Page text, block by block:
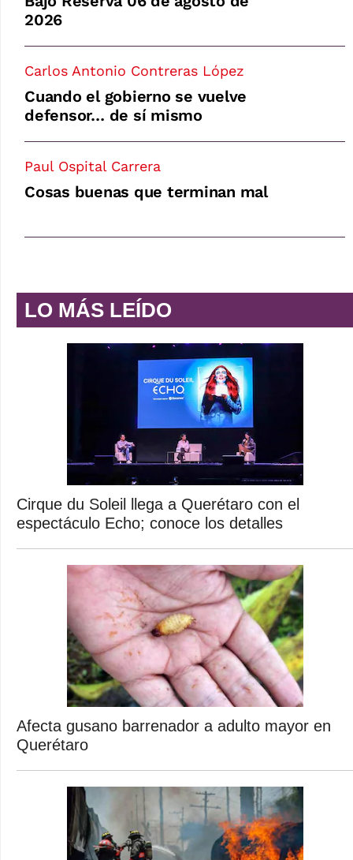
2026
Carlos Antonio Contreras López
Cuando el gobierno se vuelve
defensor… de sí mismo
Paul Ospital Carrera
Cosas buenas que terminan mal
LO MÁS LEÍDO
Cirque du Soleil llega a Querétaro con el
espectáculo Echo; conoce los detalles
Afecta gusano barrenador a adulto mayor en
Querétaro